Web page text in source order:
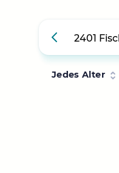
Jedes Alter